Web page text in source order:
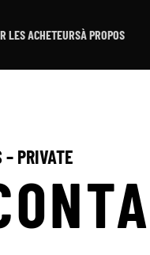
LES ACHETEURSÀ PROPOS
– PRIVATE